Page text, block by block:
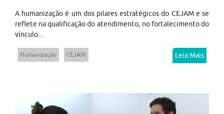
A humanização é um dos pilares estratégicos do CEJAM e se
reflete na qualificação do atendimento, no fortalecimento do
vínculo...
Humanização CEJAM Leia Mais